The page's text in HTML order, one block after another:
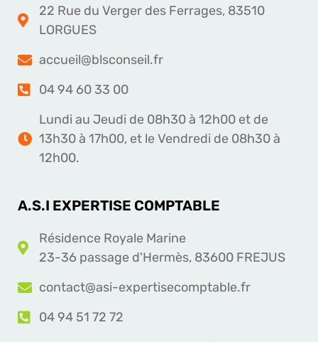
22 Rue du Verger des Ferrages, 83510
LORGUES
accueil@blsconseil.fr
04 94 60 33 00
Lundi au Jeudi de 08h30 à 12h00 et de
13h30 à 17h00, et le Vendredi de 08h30 à
12h00.
A.S.I EXPERTISE COMPTABLE
Résidence Royale Marine
23-36 passage d'Hermès, 83600 FREJUS
contact@asi-expertisecomptable.fr
04 94 51 72 72